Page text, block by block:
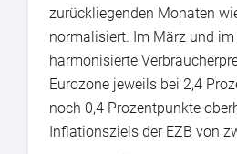
zurückliegenden Monaten
normalisiert. Im März und
harmonisierte
Eurozone jeweils bei 2,4
noch 0,4 Prozentpunkte
Inflationsziels der EZB von